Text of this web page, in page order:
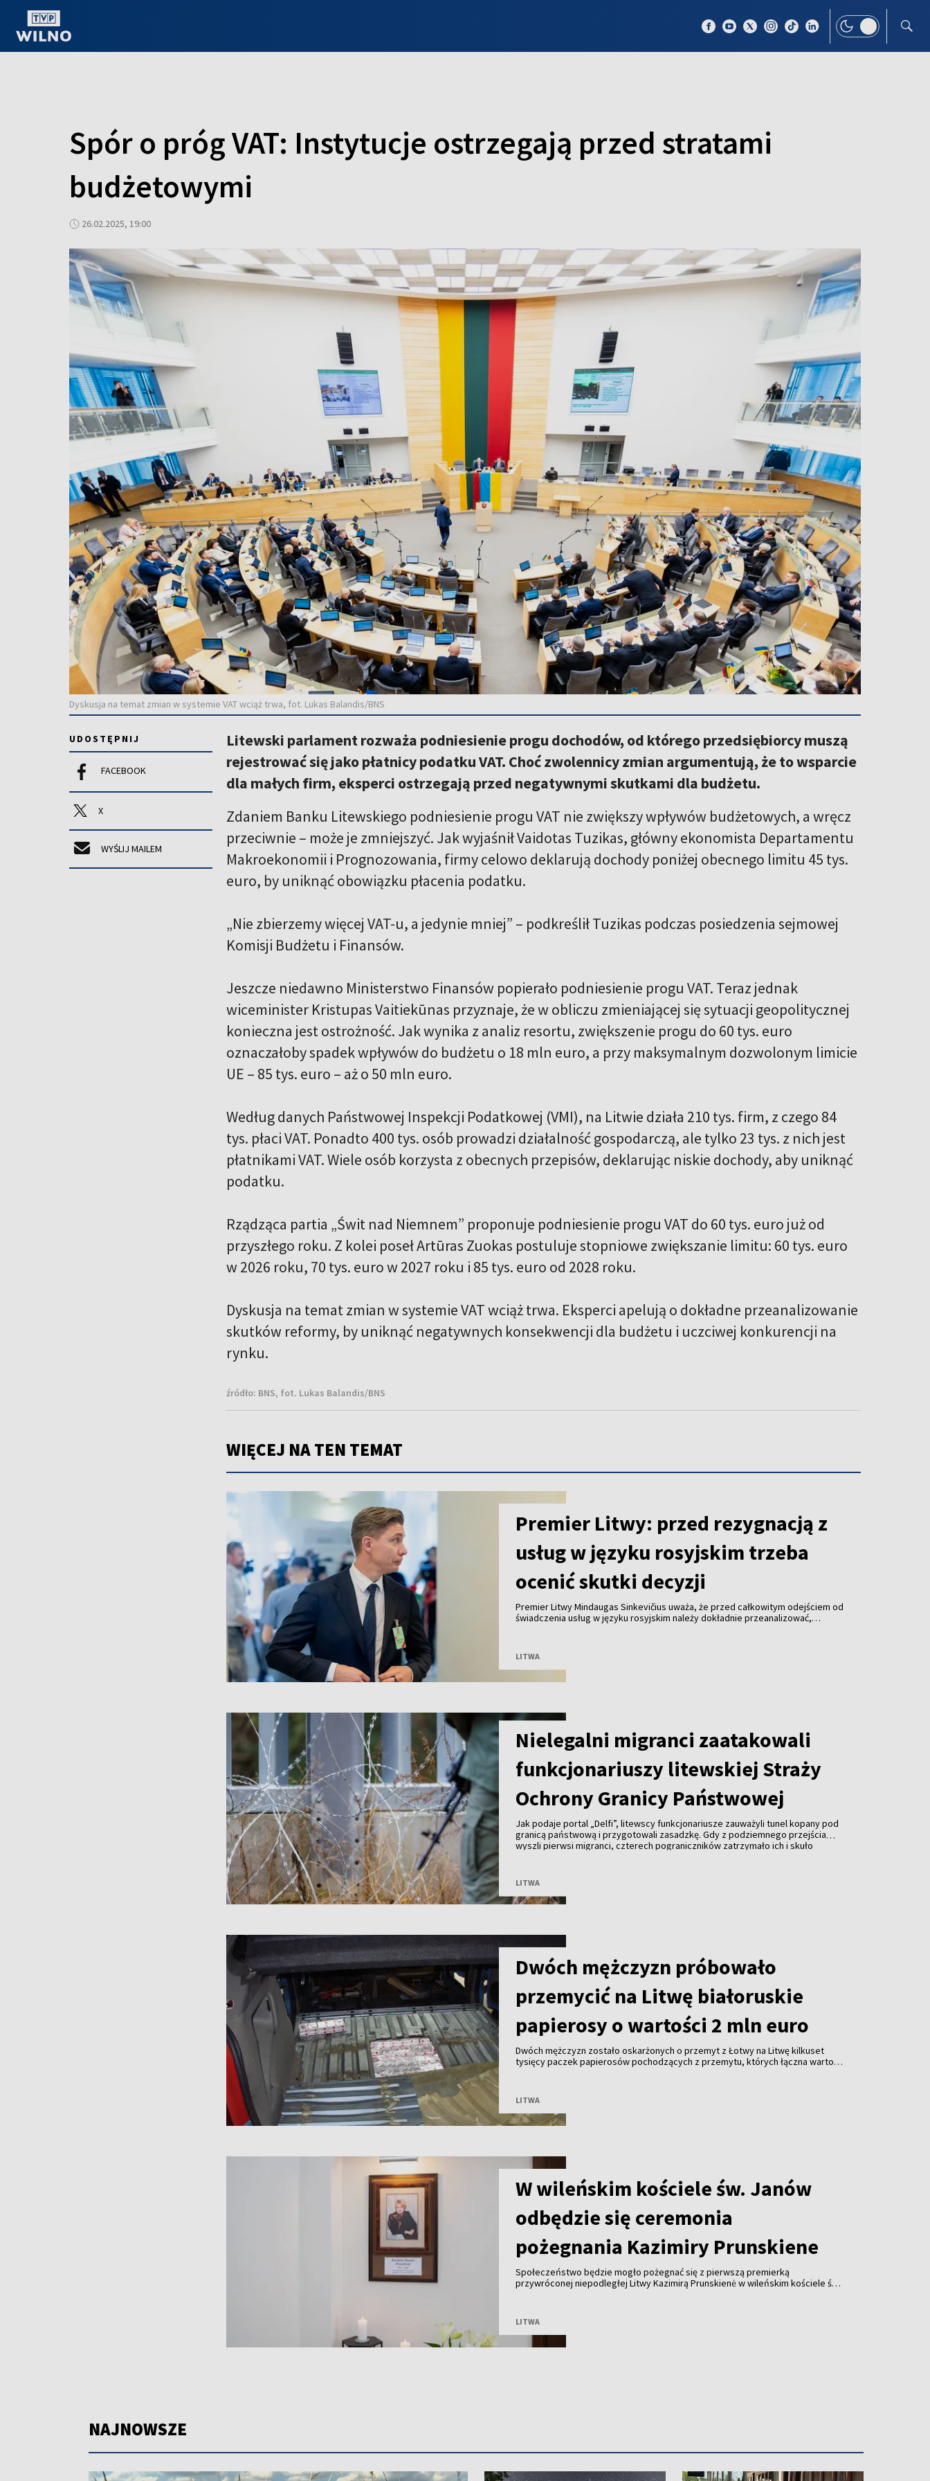
Spór o próg VAT: Instytucje ostrzegają przed stratami
budżetowymi
26.02.2025, 19:00
Dyskusja na temat zmian w systemie VAT wciąż trwa, fot. Lukas Balandis/BNS
UDOSTĘPNIJ
FACEBOOK
X
WYŚLIJ MAILEM
Litewski parlament rozważa podniesienie progu dochodów, od którego przedsiębiorcy muszą
rejestrować się jako płatnicy podatku VAT. Choć zwolennicy zmian argumentują, że to wsparcie
dla małych firm, eksperci ostrzegają przed negatywnymi skutkami dla budżetu.
Zdaniem Banku Litewskiego podniesienie progu VAT nie zwiększy wpływów budżetowych, a wręcz
przeciwnie – może je zmniejszyć. Jak wyjaśnił Vaidotas Tuzikas, główny ekonomista Departamentu
Makroekonomii i Prognozowania, firmy celowo deklarują dochody poniżej obecnego limitu 45 tys.
euro, by uniknąć obowiązku płacenia podatku.
„Nie zbierzemy więcej VAT-u, a jedynie mniej” – podkreślił Tuzikas podczas posiedzenia sejmowej
Komisji Budżetu i Finansów.
Jeszcze niedawno Ministerstwo Finansów popierało podniesienie progu VAT. Teraz jednak
wiceminister Kristupas Vaitiekūnas przyznaje, że w obliczu zmieniającej się sytuacji geopolitycznej
konieczna jest ostrożność. Jak wynika z analiz resortu, zwiększenie progu do 60 tys. euro
oznaczałoby spadek wpływów do budżetu o 18 mln euro, a przy maksymalnym dozwolonym limicie
UE – 85 tys. euro – aż o 50 mln euro.
Według danych Państwowej Inspekcji Podatkowej (VMI), na Litwie działa 210 tys. firm, z czego 84
tys. płaci VAT. Ponadto 400 tys. osób prowadzi działalność gospodarczą, ale tylko 23 tys. z nich jest
płatnikami VAT. Wiele osób korzysta z obecnych przepisów, deklarując niskie dochody, aby uniknąć
podatku.
Rządząca partia „Świt nad Niemnem” proponuje podniesienie progu VAT do 60 tys. euro już od
przyszłego roku. Z kolei poseł Artūras Zuokas postuluje stopniowe zwiększanie limitu: 60 tys. euro
w 2026 roku, 70 tys. euro w 2027 roku i 85 tys. euro od 2028 roku.
Dyskusja na temat zmian w systemie VAT wciąż trwa. Eksperci apelują o dokładne przeanalizowanie
skutków reformy, by uniknąć negatywnych konsekwencji dla budżetu i uczciwej konkurencji na
rynku.
źródło: BNS, fot. Lukas Balandis/BNS
WIĘCEJ NA TEN TEMAT
Premier Litwy: przed rezygnacją z
usług w języku rosyjskim trzeba
ocenić skutki decyzji
Premier Litwy Mindaugas Sinkevičius uważa, że przed całkowitym odejściem od
świadczenia usług w języku rosyjskim należy dokładnie przeanalizować,
indywidualnie.
LITWA
Nielegalni migranci zaatakowali
funkcjonariuszy litewskiej Straży
Ochrony Granicy Państwowej
Jak podaje portal „Delfi”, litewscy funkcjonariusze zauważyli tunel kopany pod
granicą państwową i przygotowali zasadzkę. Gdy z podziemnego przejścia
wyszli pierwsi migranci, czterech pograniczników zatrzymało ich i skuło
pogranicznicy byli zmuszeni się wycofać.
LITWA
Dwóch mężczyzn próbowało
przemycić na Litwę białoruskie
papierosy o wartości 2 mln euro
Dwóch mężczyzn zostało oskarżonych o przemyt z Łotwy na Litwę kilkuset
tysięcy paczek papierosów pochodzących z przemytu, których łączna wartość
LITWA
W wileńskim kościele św. Janów
odbędzie się ceremonia
pożegnania Kazimiry Prunskiene
Społeczeństwo będzie mogło pożegnać się z pierwszą premierką
przywróconej niepodległej Litwy Kazimirą Prunskienėw wileńskim kościele św.
LITWA
NAJNOWSZE